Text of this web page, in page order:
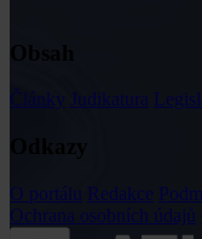
Články Judikatura
Odkazy
O portálu Redakce
Ochrana osobních údajů